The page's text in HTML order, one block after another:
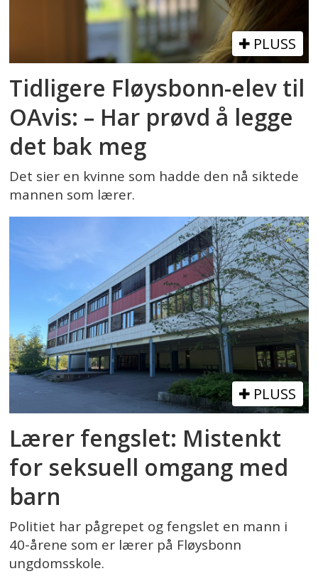
PLUSS
Tidligere Fløysbonn-elev til
OAvis: – Har prøvd å legge
det bak meg
Det sier en kvinne som hadde den nå siktede
mannen som lærer.
PLUSS
Lærer fengslet: Mistenkt
for seksuell omgang med
barn
Politiet har pågrepet og fengslet en mann i
40-årene som er lærer på Fløysbonn
ungdomsskole.